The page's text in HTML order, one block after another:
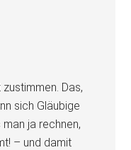
Das,
sich Gläubige
ja rechnen,
– und damit